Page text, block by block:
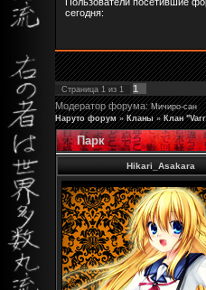
сегодня:
Страница 1 из 1
1
Модератор форума:Мичиро-сан
Наруто форум » Кланы » Клан
Парк
Hikari_Asakara